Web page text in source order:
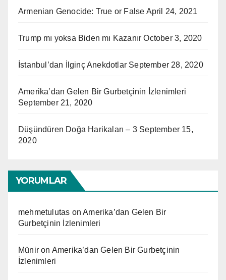
Armenian Genocide: True or False April 24, 2021
Trump mı yoksa Biden mı Kazanır October 3, 2020
İstanbul’dan İlginç Anekdotlar September 28, 2020
Amerika’dan Gelen Bir Gurbetçinin İzlenimleri
September 21, 2020
Düşündüren Doğa Harikaları – 3 September 15,
2020
YORUMLAR
mehmetulutas onAmerika’dan Gelen Bir
Gurbetçinin İzlenimleri
Münir on Amerika’dan Gelen Bir Gurbetçinin
İzlenimleri